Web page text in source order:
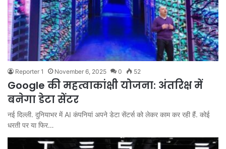
Reporter 1 November 6, 2025 0 52
Google की महत्वाकांक्षी योजना: अंतरिक्ष में
बनेगा डेटा सेंटर
नई दिल्ली. दुनियाभर में AI कंपनियां अपने डेटा सेंटर्स को लेकर काम कर रही हैं. कोई
धरती पर या फिर…